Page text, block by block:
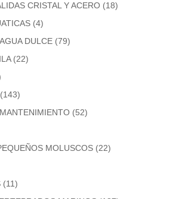
CRISTAL Y ACERO (18)
(4)
DULCE (79)
(22)
(143)
(52)
MOLUSCOS (22)
(11)